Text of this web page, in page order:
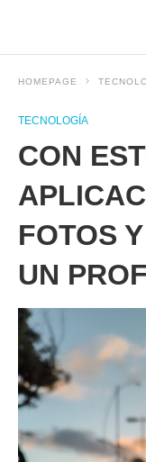
HOMEPAGE
TECNOLOGÍA
CON
FOTOS
UN